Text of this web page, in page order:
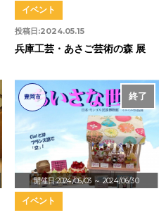
投稿日:2024.05.15
イベント
兵庫工芸・あさご芸術の森 展
開催日:2024/05/03 ～ 2024/06/30
終了
豊岡市
イベント